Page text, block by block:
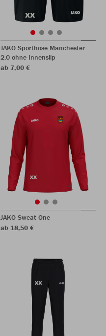
JAKO Sporthose Manchester
2.0 ohne Innenslip
ab 7,00 €
JAKO Sweat One
ab 18,50 €